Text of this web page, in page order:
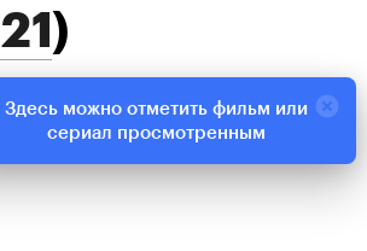
)
Здесь можно отметить фильм или
сериал просмотренным